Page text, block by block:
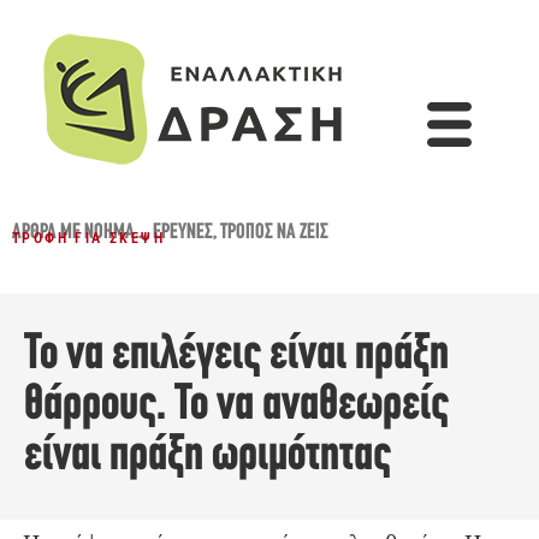
ΆΡΘΡΑ ΜΕ ΝΌΗΜΑ...,ΈΡΕΥΝΕΣ,ΤΡΌΠΟΣ ΝΑ ΖΕΙΣ
ΤΡΟΦΉ ΓΙΑ ΣΚΈΨΗ
Το να επιλέγεις είναι πράξη
θάρρους. Το να αναθεωρείς
είναι πράξη ωριμότητας